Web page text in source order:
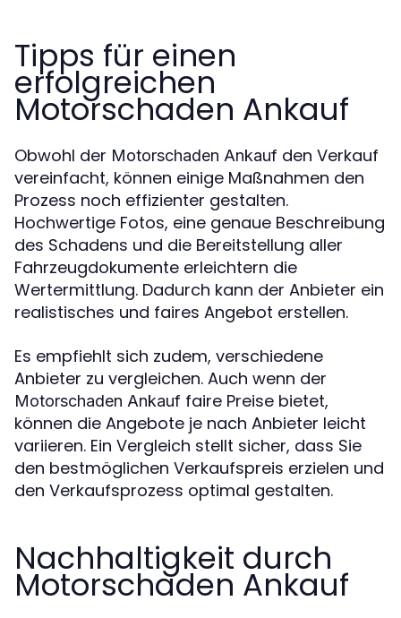
Tipps für einen
erfolgreichen
Motorschaden Ankauf
Obwohl der Motorschaden Ankauf den Verkauf
vereinfacht, können einige Maßnahmen den
Prozess noch effizienter gestalten.
Hochwertige Fotos, eine genaue Beschreibung
des Schadens und die Bereitstellung aller
Fahrzeugdokumente erleichtern die
Wertermittlung. Dadurch kann der Anbieter ein
realistisches und faires Angebot erstellen.
Es empfiehlt sich zudem, verschiedene
Anbieter zu vergleichen. Auch wenn der
Motorschaden Ankauf faire Preise bietet,
können die Angebote je nach Anbieter leicht
variieren. Ein Vergleich stellt sicher, dass Sie
den bestmöglichen Verkaufspreis erzielen und
den Verkaufsprozess optimal gestalten.
Nachhaltigkeit durch
Motorschaden Ankauf